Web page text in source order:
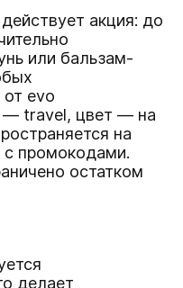
акция: до
или бальзам-
evo
— travel, цвет — на
на
с промокодами.
остатком
делает